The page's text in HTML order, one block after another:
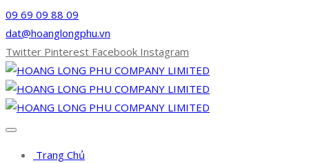
09 69 09 88 09
dat@hoanglongphu.vn
Twitter Pinterest Facebook Instagram
Trang Chủ